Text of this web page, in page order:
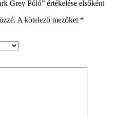
Grey Póló” értékelése elsőként
A kötelező mezőket *